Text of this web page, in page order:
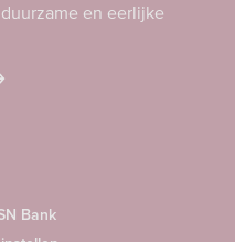
en eerlijke
Bank